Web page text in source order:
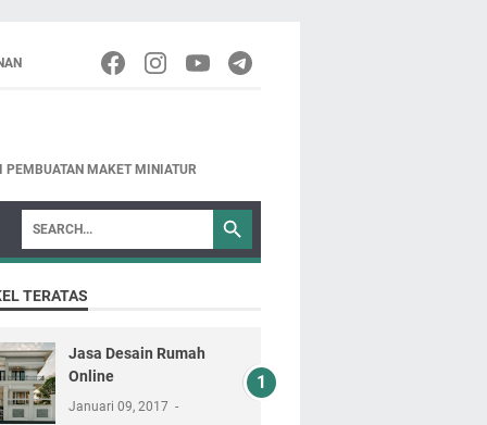
PEMBUATAN MAKET MINIATUR
TERATAS
Jasa Desain Rumah
Online
Januari 09, 2017